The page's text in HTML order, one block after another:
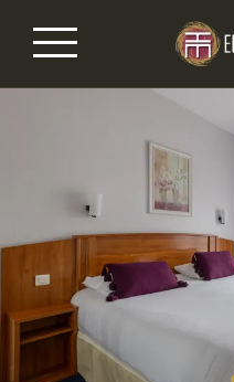
Réservez
En réservant votre
le site internet de le Brit
sûr de l’obtenir au
services 3 étoiles lors
notre hôtel dans le
pour vos séjours
Vous pouvez nous